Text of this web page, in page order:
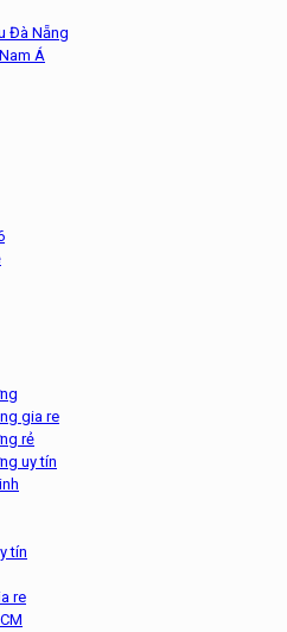
Đà Nẵng
Á
gia re
rẻ
uy tín
tín
re